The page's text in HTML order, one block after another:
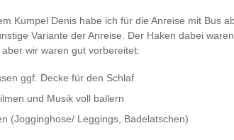
Kumpel Denis habe ich für die Anreise mit Bus
Variante der Anreise. Der Haken dabei
wir waren gut vorbereitet:
ggf. Decke für den Schlaf
und Musik voll ballern
(Jogginghose/ Leggings, Badelatschen)